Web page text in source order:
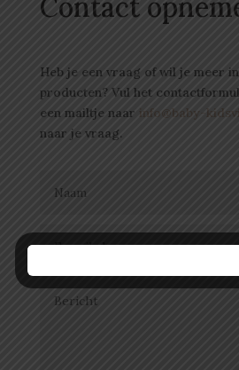
Contact
Heb je een vraag of wil je meer
producten? Vul het
een mailtje naar info@baby-
naar je vraag.